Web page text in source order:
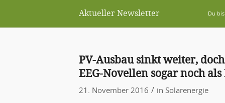
Aktueller Newsletter Du
PV-Ausbau sinkt weiter,
EEG-Novellen sogar noch
21. November 2016 / in Solarenergie